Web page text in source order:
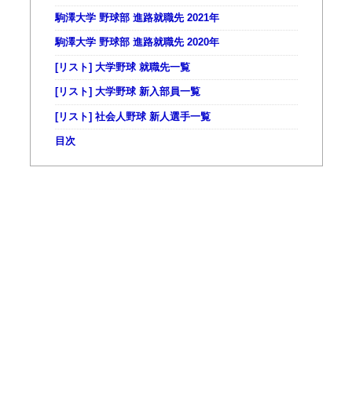
駒澤大学 野球部 進路就職先 2021年
駒澤大学 野球部 進路就職先 2020年
[リスト] 大学野球 就職先一覧
[リスト] 大学野球 新入部員一覧
[リスト] 社会人野球 新人選手一覧
目次